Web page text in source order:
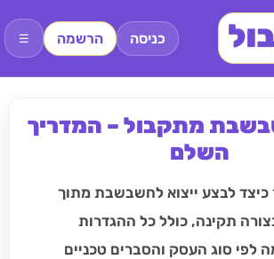
כניסה הרשמה ☰
מתקבול – המדריך
השלם
כיצד לבצע ייצוא לחשבשבת מתוך
תקינה, כולל כל ההגדרות
לפי סוג העסק והסברים טכניים